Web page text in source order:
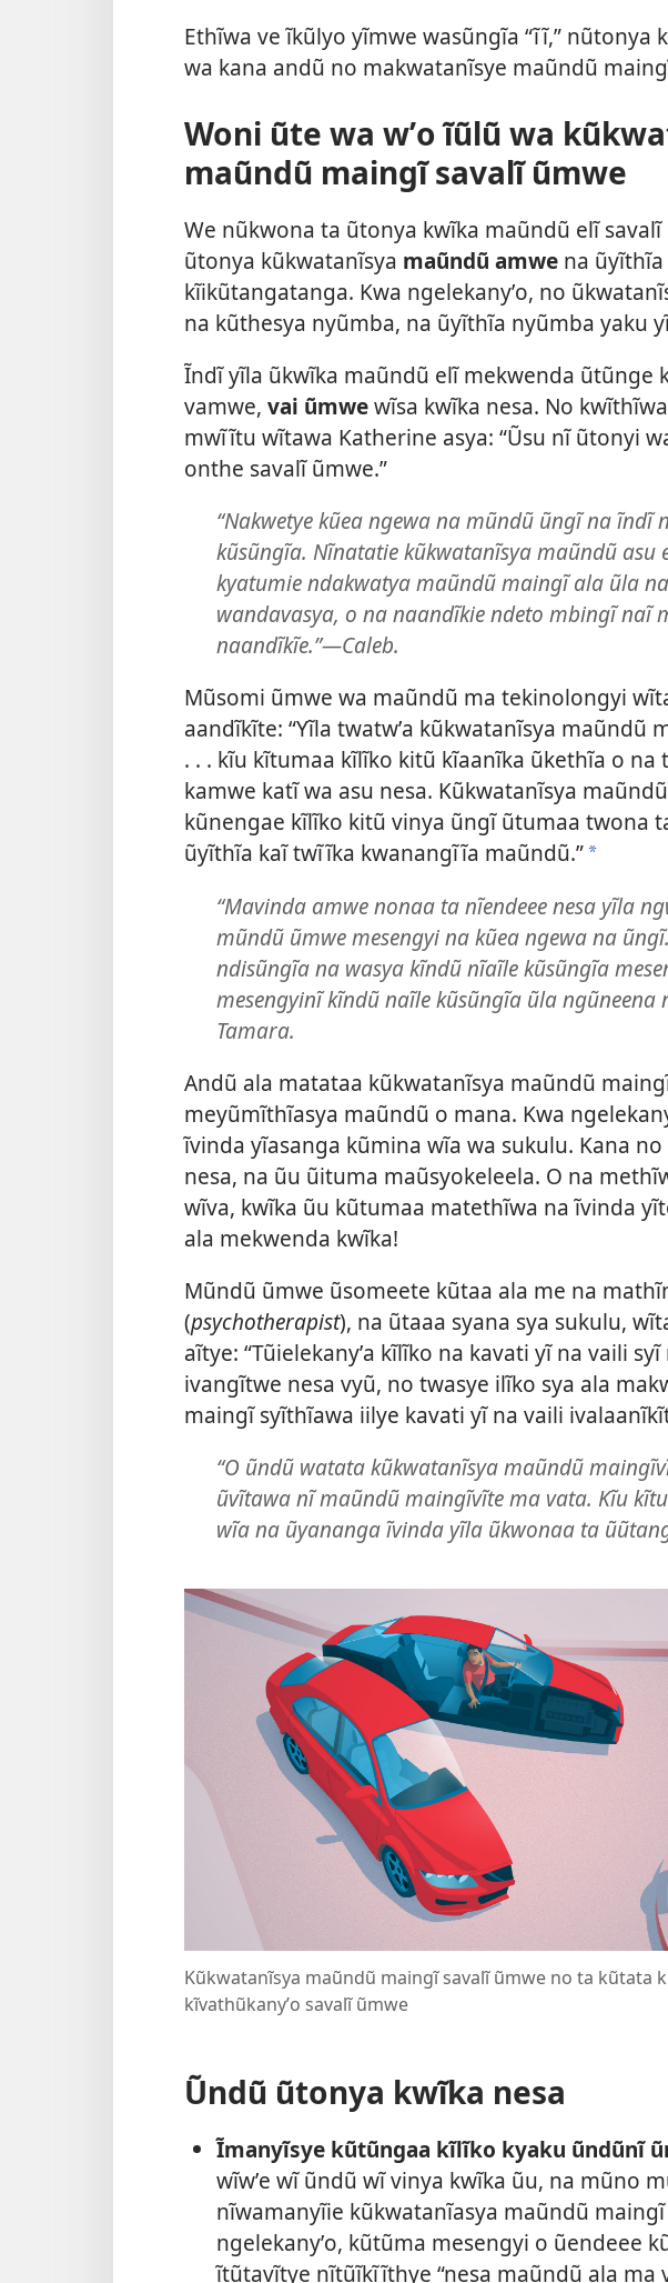
Ethĩwa ve ĩkũlyo yĩmwe wasũngĩa “ĩĩ,” nũtonya
wa kana andũ no makwatanĩsye maũndũ
Woni ũte wa wʼo ĩũlũ wa
maũndũ maingĩ savalĩ ũmwe
We nũkwona ta ũtonya kwĩka maũndũ elĩ savalĩ
ũtonya kũkwatanĩsya maũndũ amwe na
kĩikũtangatanga. Kwa ngelekanyʼo, no
na kũthesya nyũmba, na ũyĩthĩa nyũmba yaku
Ĩndĩ yĩla ũkwĩka maũndũ elĩ mekwenda ũtũnge
vamwe, vai ũmwewĩsa kwĩka nesa. No
mwĩĩtu wĩtawa Katherine asya: “Ũsu nĩ ũtonyi
onthe savalĩ ũmwe.”
“Nakwetye kũea ngewa na mũndũ ũngĩ na ĩndĩ
kũsũngĩa. Nĩnatatie kũkwatanĩsya maũndũ asu
kyatumie ndakwatya maũndũ maingĩ ala ũla
wandavasya, o na naandĩkie ndeto mbingĩ naĩ
naandĩkĩe.”—Caleb.
Mũsomi ũmwe wa maũndũ ma tekinolongyi
aandĩkĩte: “Yĩla twatwʼa kũkwatanĩsya maũndũ
. . . kĩu kĩtumaa kĩlĩko kitũ kĩaanĩka ũkethĩa o na
kamwe katĩ wa asu nesa. Kũkwatanĩsya
kũnengae kĩlĩko kitũ vinya ũngĩ ũtumaa twona
ũyĩthĩa kaĩ twĩĩka kwanangĩĩa maũndũ.”a
“Mavinda amwe nonaa ta nĩendeee nesa yĩla
mũndũ ũmwe mesengyi na kũea ngewa na
ndisũngĩa na wasya kĩndũ nĩaĩle kũsũngĩa
mesengyinĩ kĩndũ naĩle kũsũngĩa ũla ngũneena
Tamara.
Andũ ala matataa kũkwatanĩsya maũndũ
meyũmĩthĩasya maũndũ o mana. Kwa
ĩvinda yĩasanga kũmina wĩa wa sukulu. Kana
nesa, na ũu ũituma maũsyokeleela. O na
wĩva, kwĩka ũu kũtumaa matethĩwa na ĩvinda
ala mekwenda kwĩka!
Mũndũ ũmwe ũsomeete kũtaa ala me na
(psychotherapist), na ũtaaa syana sya sukulu,
aĩtye: “Tũielekanyʼa kĩlĩko na kavati yĩ na vaili
ivangĩtwe nesa vyũ, no twasye ilĩko sya ala
maingĩ syĩthĩawa iilye kavati yĩ na vaili
“O ũndũ watata kũkwatanĩsya maũndũ
ũvĩtawa nĩ maũndũ maingĩvĩte ma vata. Kĩu
wĩa na ũyananga ĩvinda yĩla ũkwonaa ta
Kũkwatanĩsya maũndũ maingĩ savalĩ ũmwe no ta kũtata
kĩvathũkanyʼo savalĩ ũmwe
Ũndũ ũtonya kwĩka nesa
Ĩmanyĩsye kũtũngaa kĩlĩko kyaku ũndũnĩ
wĩwʼe wĩ ũndũ wĩ vinya kwĩka ũu, na mũno
nĩwamanyĩie kũkwatanĩasya maũndũ
ngelekanyʼo, kũtũma mesengyi o ũendeee
ĩtũtavĩtye nĩtũĩkĩĩthye “nesa maũndũ ala ma